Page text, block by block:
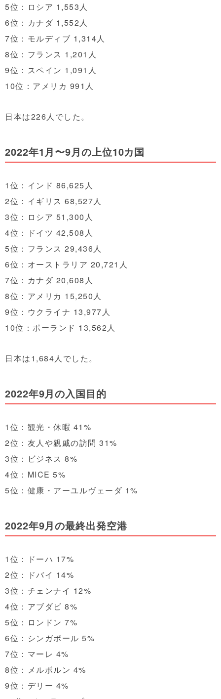
5位：ロシア 1,553人
6位：カナダ 1,552人
7位：モルディブ 1,314人
8位：フランス 1,201人
9位：スペイン 1,091人
10位：アメリカ 991人
日本は226人でした。
2022年1月〜9月の上位10カ国
1位：インド 86,625人
2位：イギリス 68,527人
3位：ロシア 51,300人
4位：ドイツ 42,508人
5位：フランス 29,436人
6位：オーストラリア 20,721人
7位：カナダ 20,608人
8位：アメリカ 15,250人
9位：ウクライナ 13,977人
10位：ポーランド 13,562人
日本は1,684人でした。
2022年9月の入国目的
1位：観光・休暇 41%
2位：友人や親戚の訪問 31%
3位：ビジネス 8%
4位：MICE 5%
5位：健康・アーユルヴェーダ 1%
2022年9月の最終出発空港
1位：ドーハ 17%
2位：ドバイ 14%
3位：チェンナイ 12%
4位：アブダビ 8%
5位：ロンドン 7%
6位：シンガポール 5%
7位：マーレ 4%
8位：メルボルン 4%
9位：デリー 4%